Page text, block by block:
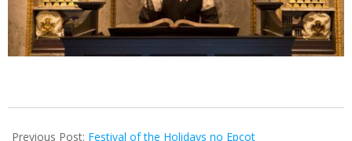
11-
Previous Post: Festival of the Holidays no Epcot